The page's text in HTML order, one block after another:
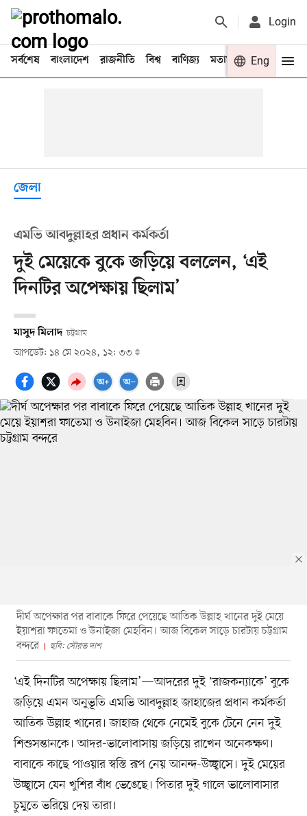
Login
সর্বশেষ বাংলাদেশ রাজনীতি বিশ্ব বাণিজ্য মতামত খেলা
Eng
জেলা
এমভি আবদুল্লাহর প্রধান কর্মকর্তা
দুই মেয়েকে বুকে জড়িয়ে বললেন, ‘এই
দিনটির অপেক্ষায় ছিলাম’
মাসুদ মিলাদ চট্টগ্রাম
আপডেট: ১৪ মে ২০২৪, ১২: ৩৩
দীর্ঘ অপেক্ষার পর বাবাকে ফিরে পেয়েছে আতিক উল্লাহ খানের দুই মেয়ে
ইয়াশরা ফাতেমা ও উনাইজা মেহবিন। আজ বিকেল সাড়ে চারটায় চট্টগ্রাম
বন্দরে
ছবি: সৌরভ দাশ
‘এই দিনটির অপেক্ষায় ছিলাম’—আদরের দুই ‘রাজকন্যাকে’ বুকে
জড়িয়ে এমন অনুভূতি এমভি আবদুল্লাহ জাহাজের প্রধান কর্মকর্তা
আতিক উল্লাহ খানের। জাহাজ থেকে নেমেই বুকে টেনে নেন দুই
শিশুসন্তানকে। আদর-ভালোবাসায় জড়িয়ে রাখেন অনেকক্ষণ।
বাবাকে কাছে পাওয়ার স্বস্তি রূপ নেয় আনন্দ-উচ্ছ্বাসে। দুই মেয়ের
উচ্ছ্বাসে যেন খুশির বাঁধ ভেঙেছে। পিতার দুই গালে ভালোবাসার
চুমুতে ভরিয়ে দেয় তারা।